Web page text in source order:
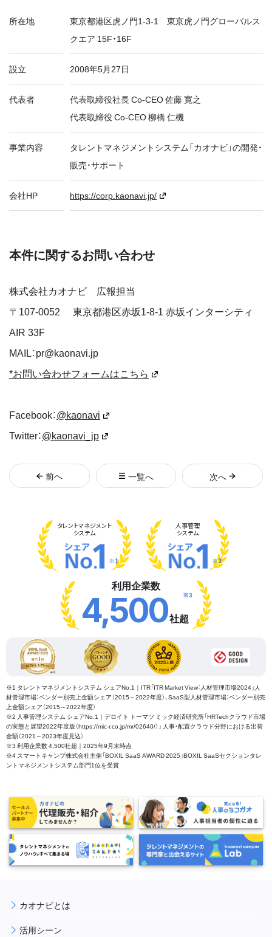
所在地
東京都港区虎ノ門1-3-1 東京虎ノ門グローバルス
クエア 15F・16F
設立 2008年5月27日
代表者
代表取締役社長 Co-CEO 佐藤 寛之
代表取締役 Co-CEO 柳橋 仁機
事業内容
タレントマネジメントシステム「カオナビ」の開発・
販売・サポート
会社HP https://corp.kaonavi.jp/
本件に関するお問い合わせ
株式会社カオナビ 広報担当
〒 107-0052
東京都港区赤坂1-8-1 赤坂インターシティ
AIR 33F
MAIL：pr@kaonavi.jp
*お問い合わせフォームはこちら
Facebook：@kaonavi
Twitter：@kaonavi_jp
前へ 一覧へ 次へ
タレントマネジメント
システム
※1
人事管理
システム
※2
利用企業数
4,500社超
※3
※1 タレントマネジメントシステム シェアNo.1｜ITR「ITR Market View：人材管理市場2024」人
材管理市場：ベンダー別売上金額シェア（2015～2022年度）、SaaS型人材管理市場：ベンダー別売
上金額シェア（2015～2022年度）
※2 人事管理システム シェアNo.1｜デロイト トーマツ ミック経済研究所「HRTechクラウド市場
の実態と展望2022年度版（https://mic-r.co.jp/mr/02640/）」 人事・配置クラウド分野における出荷
金額（2021～2023年度見込）
※3 利用企業数 4,500社超｜2025年9月末時点
※4 スマートキャンプ株式会社主催「BOXIL SaaS AWARD 2025」BOXIL SaaSセクションタレ
ントマネジメントシステム部門1位を受賞
カオナビとは
活用シーン